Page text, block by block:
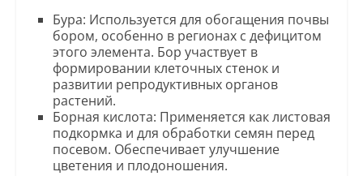
Бура: Используется для обогащения почвы
бором, особенно в регионах с дефицитом
этого элемента. Бор участвует в
формировании клеточных стенок и
развитии репродуктивных органов
растений.
Борная кислота: Применяется как листовая
подкормка и для обработки семян перед
посевом. Обеспечивает улучшение
цветения и плодоношения.